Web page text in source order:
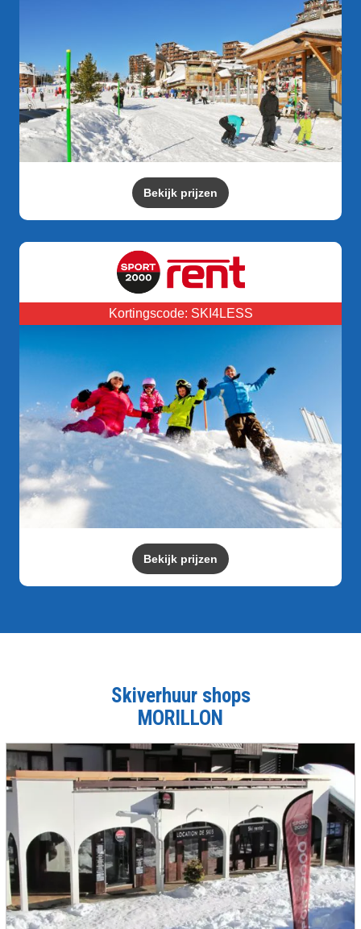
Bekijk prijzen
Kortingscode: SKI4LESS
Bekijk prijzen
Skiverhuur shops
MORILLON